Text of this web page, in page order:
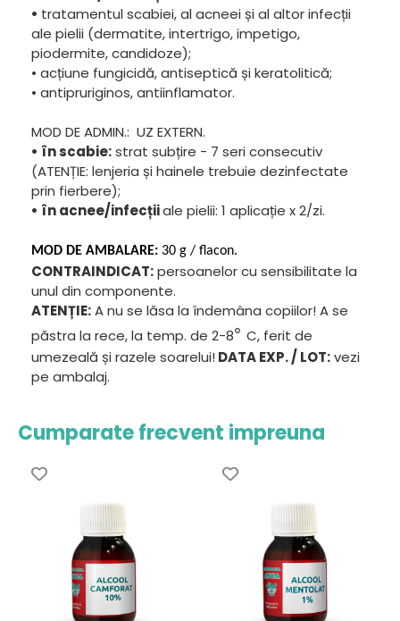
• tratamentul scabiei, al acneei și al altor infecții
ale pielii (dermatite, intertrigo, impetigo,
piodermite, candidoze);
• acțiune fungicidă, antiseptică și keratolitică;
• antipruriginos, antiinflamator.
MOD DE ADMIN.: UZ EXTERN.
• în scabie:strat subțire - 7 seri consecutiv
(ATENȚIE: lenjeria și hainele trebuie dezinfectate
prin fierbere);
• în acnee/infecțiiale pielii: 1 aplicație x 2/zi.
MOD DE AMBALARE: 30 g / flacon.
CONTRAINDICAT:persoanelor cu sensibilitate la
unul din componente.
ATENȚIE:A nu se lăsa la îndemâna copiilor! A se
păstra la rece, la temp. de 2-8° C, ferit de
umezeală și razele soarelui! DATA EXP. / LOT:vezi
pe ambalaj.
Cumparate frecvent impreuna